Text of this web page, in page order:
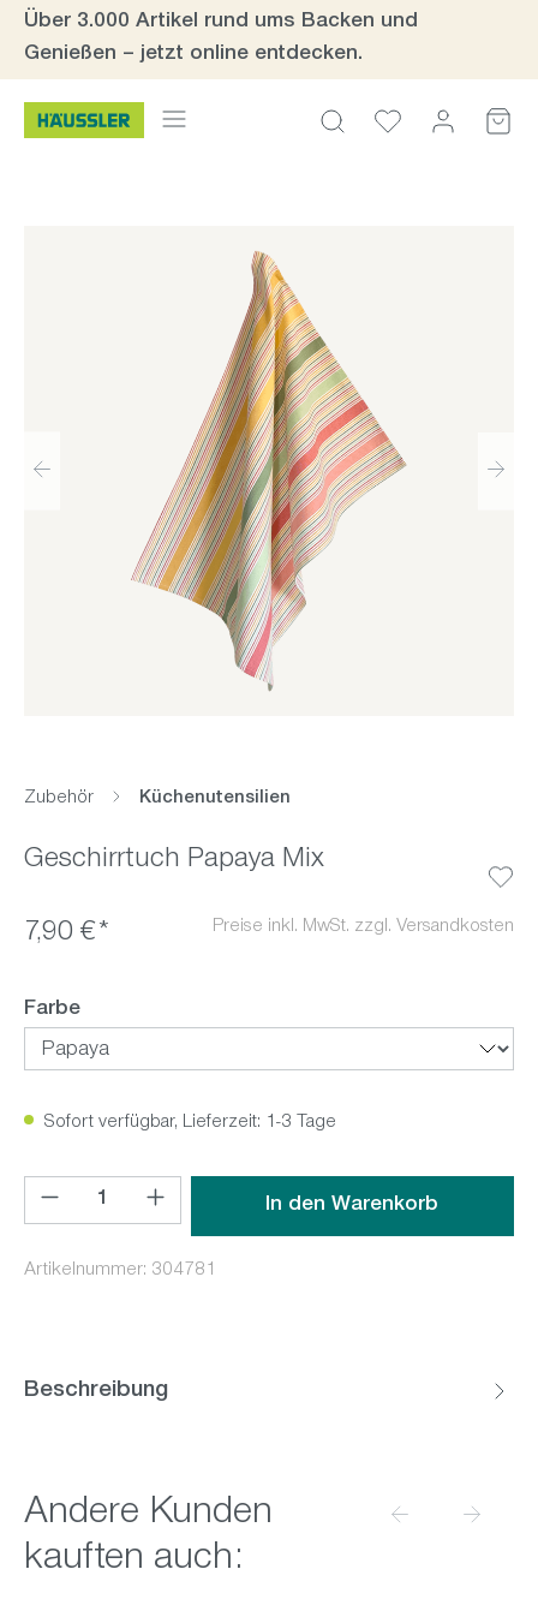
Zum Hauptinhalt springen
Über 3.000 Artikel rund ums Backen und
Genießen – jetzt online entdecken.
Zubehör Küchenutensilien
Geschirrtuch Papaya Mix
7,90 €* Preise inkl. MwSt. zzgl. Versandkosten
Farbeauswählen
Sofort verfügbar, Lieferzeit: 1-3 Tage
Produkt Anzahl: Gib den gewünschten Wert ein oder
In den Warenkorb
Artikelnummer: 304781
Beschreibung
Produktgalerie überspringen
Andere Kunden
kauften auch: